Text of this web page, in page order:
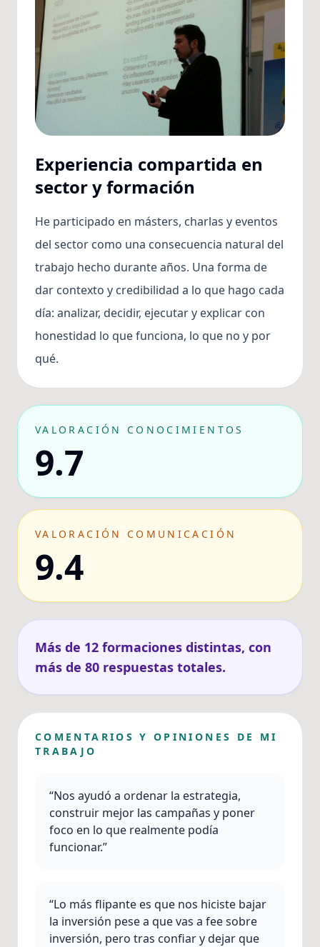
Experiencia compartida en
sector y formación
He participado en másters, charlas y eventos
del sector como una consecuencia natural del
trabajo hecho durante años. Una forma de
dar contexto y credibilidad a lo que hago cada
día: analizar, decidir, ejecutar y explicar con
honestidad lo que funciona, lo que no y por
qué.
VALORACIÓN CONOCIMIENTOS
9.7
VALORACIÓN COMUNICACIÓN
9.4
Más de 12 formaciones distintas, con
más de 80 respuestas totales.
COMENTARIOS Y OPINIONES DE MI
TRABAJO
“Nos ayudó a ordenar la estrategia,
construir mejor las campañas y poner
foco en lo que realmente podía
funcionar.”
“Lo más flipante es que nos hiciste bajar
la inversión pese a que vas a fee sobre
inversión, pero tras confiar y dejar que